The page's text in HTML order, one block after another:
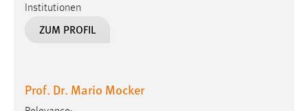
Institutionen
ZUM PROFIL
Prof. Dr. Mario Mocker